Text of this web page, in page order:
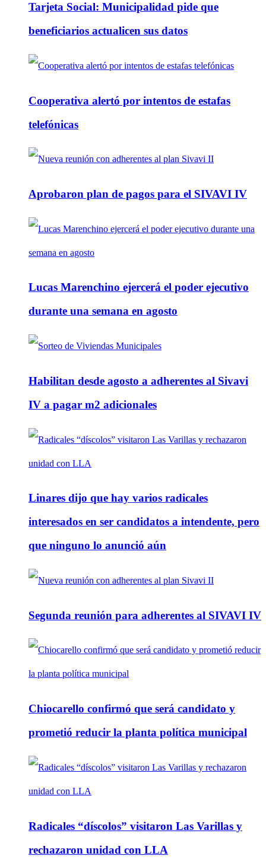
Tarjeta Social: Municipalidad pide que
beneficiarios actualicen sus datos
Cooperativa alertó por intentos de estafas
telefónicas
Aprobaron plan de pagos para el SIVAVI IV
Lucas Marenchino ejercerá el poder ejecutivo
durante una semana en agosto
Habilitan desde agosto a adherentes al Sivavi
IV a pagar m2 adicionales
Linares dijo que hay varios radicales
interesados en ser candidatos a intendente, pero
que ninguno lo anunció aún
Segunda reunión para adherentes al SIVAVI IV
Chiocarello confirmó que será candidato y
prometió reducir la planta política municipal
Radicales “díscolos” visitaron Las Varillas y
rechazaron unidad con LLA